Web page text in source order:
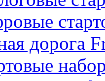
дорога